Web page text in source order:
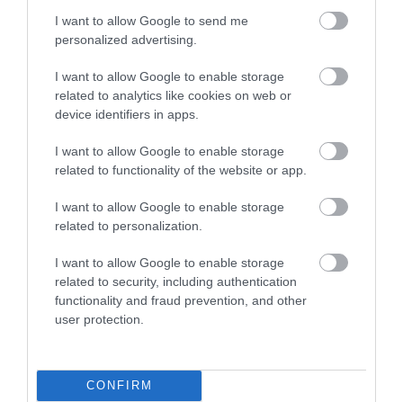
I want to allow Google to send me
personalized advertising.
I want to allow Google to enable storage
related to analytics like cookies on web or
device identifiers in apps.
I want to allow Google to enable storage
related to functionality of the website or app.
I want to allow Google to enable storage
related to personalization.
I want to allow Google to enable storage
related to security, including authentication
functionality and fraud prevention, and other
user protection.
CONFIRM
HÍREK A GARÁZSBÓL: CHERY TIGGO 9
PHEV LUXURY – A KÍNAI PR...
Barta Autó
LAKÓÉPÜLETEK LÁNGOLTAK SZERDÁN
2026. augusztus 06
„NEM TETTÜNK NYOMÁST A FIUNKRA” –
2026. augusztus 06|Sport
KÓRHÁZBAN: TÖBB MINT 70 ...
2026. augusztus 06|Eger ügye